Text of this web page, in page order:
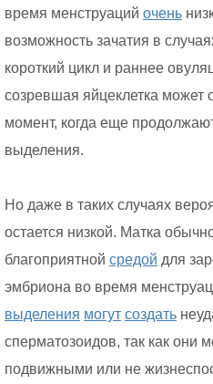
время менструаций очень
возможность зачатия в
короткий цикл и раннее
созревшая яйцеклетка может
момент, когда еще
выделения.
Но даже в таких случаях
остается низкой. Матка
благоприятной средой для
эмбриона во время
выделения могут создать
сперматозоидов, так как они
подвижными или не